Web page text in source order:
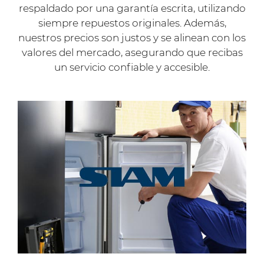
respaldado por una garantía escrita, utilizando
siempre repuestos originales. Además,
nuestros precios son justos y se alinean con los
valores del mercado, asegurando que recibas
un servicio confiable y accesible.